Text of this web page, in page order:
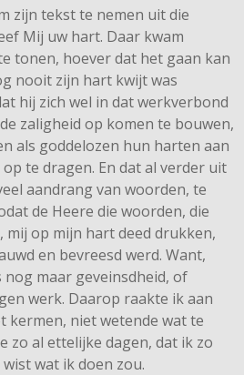
zijn tekst te nemen uit die
Mij uw hart. Daar kwam
tonen, hoever dat het gaan kan
nooit zijn hart kwijt was
hij zich wel in dat werkverbond
zaligheid op komen te bouwen,
als goddelozen hun harten aan
te dragen. En dat al verder uit
aandrang van woorden, te
de Heere die woorden, die
mij op mijn hart deed drukken,
en bevreesd werd. Want,
maar geveinsdheid, of
werk. Daarop raakte ik aan
kermen, niet wetende wat te
zo al ettelijke dagen, dat ik zo
wat ik doen zou.